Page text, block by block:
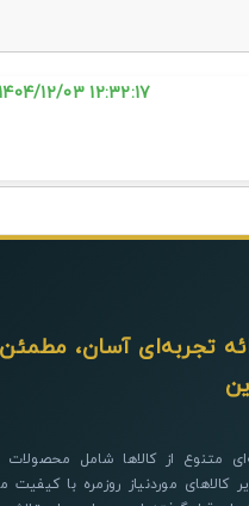
12:32:17 1404/12/03
تجربه‌ای آسان،
متنوع از کالاها شامل محصولات
کالاهای موردنیاز روزمره با